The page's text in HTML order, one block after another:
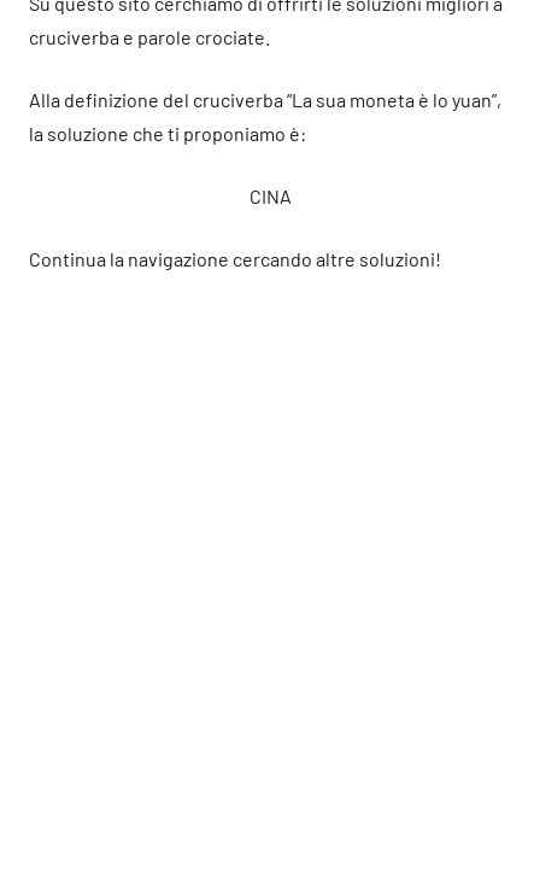
cruciverba e parole crociate.
Alla definizione del cruciverba “La sua moneta è lo yuan”,
la soluzione che ti proponiamo è:
CINA
Continua la navigazione cercando altre soluzioni!